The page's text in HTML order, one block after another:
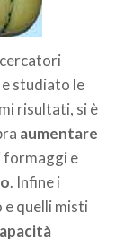
studiato le
risultati, si è
aumentare
formaggi e
. Infine i
quelli misti